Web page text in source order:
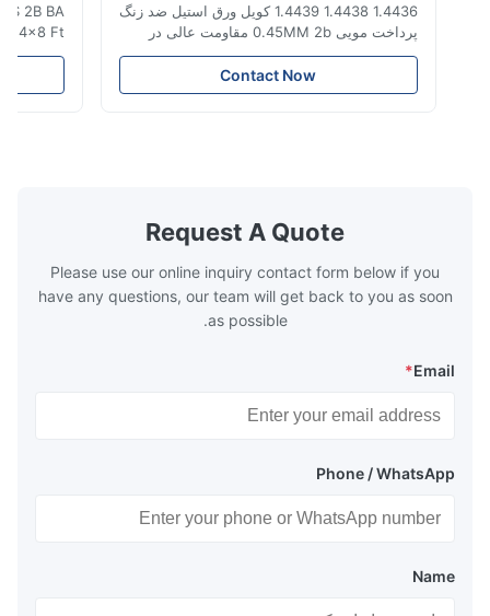
1.4436 1.4438 1.4439 کویل ورق استیل ضد زنگ
پرداخت مویی 0.45MM 2b مقاومت عالی در
برابر خوردگی فولاد ضد زنگ نوعی ماده با
درخشندگی نزدیک به سطح آینه، لمس سخت و
سرد است. این یک ماده تزئینی نسبتاً آوانگارد با
Contact Now
310S 2B BA
Inox 4x8 Ft
Request A Quote
Please use our online inquiry contact form below if you
have any questions, our team will get back to you as soon
as possible.
Email
*
Phone / WhatsApp
Name